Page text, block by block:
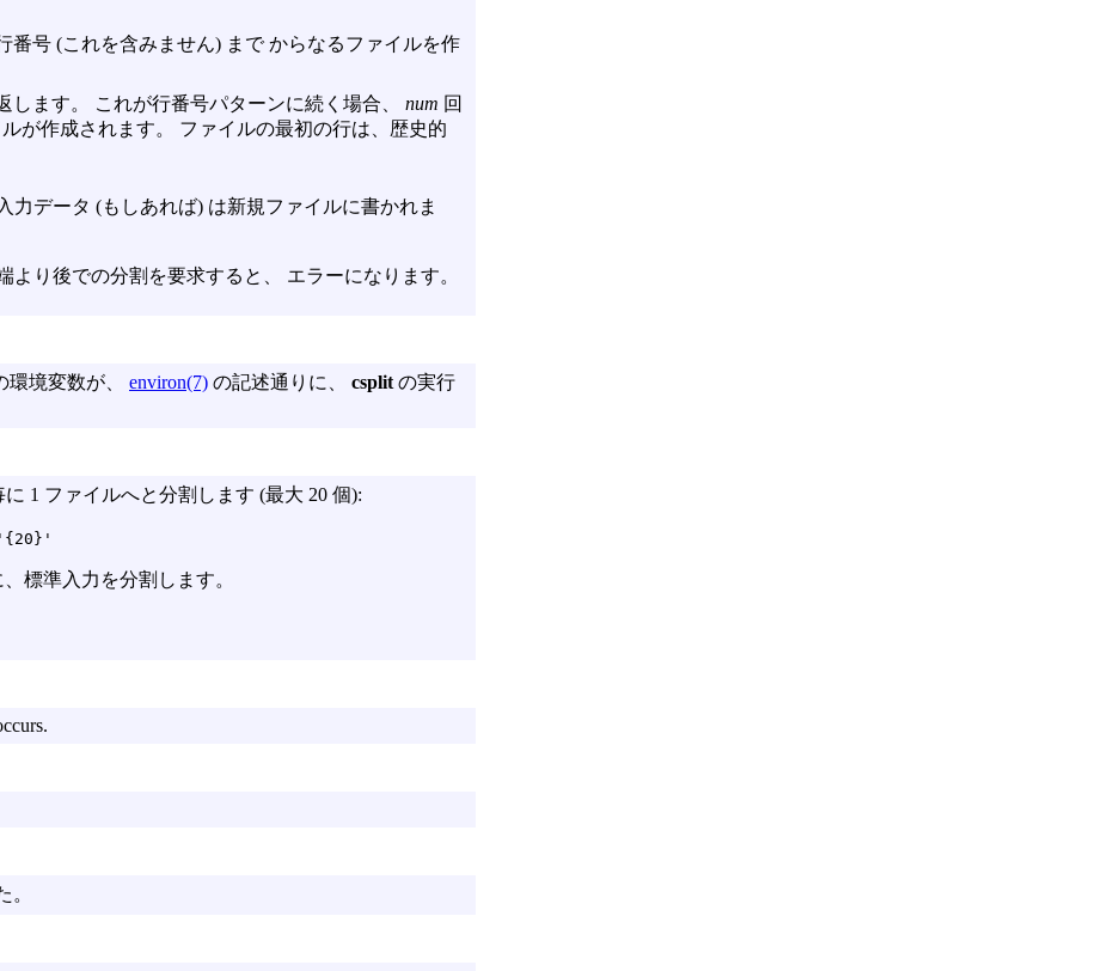
番号 (これを含みません) まで からなるファイルを作
ます。 これが行番号パターンに続く場合、 num 回
が作成されます。 ファイルの最初の行は、歴史的
データ (もしあれば) は新規ファイルに書かれま
り後での分割を要求すると、 エラーになります。
環境変数が、 environ(7) の記述通りに、 csplit の実行
1 ファイルへと分割します (最大 20 個):
標準入力を分割します。
。